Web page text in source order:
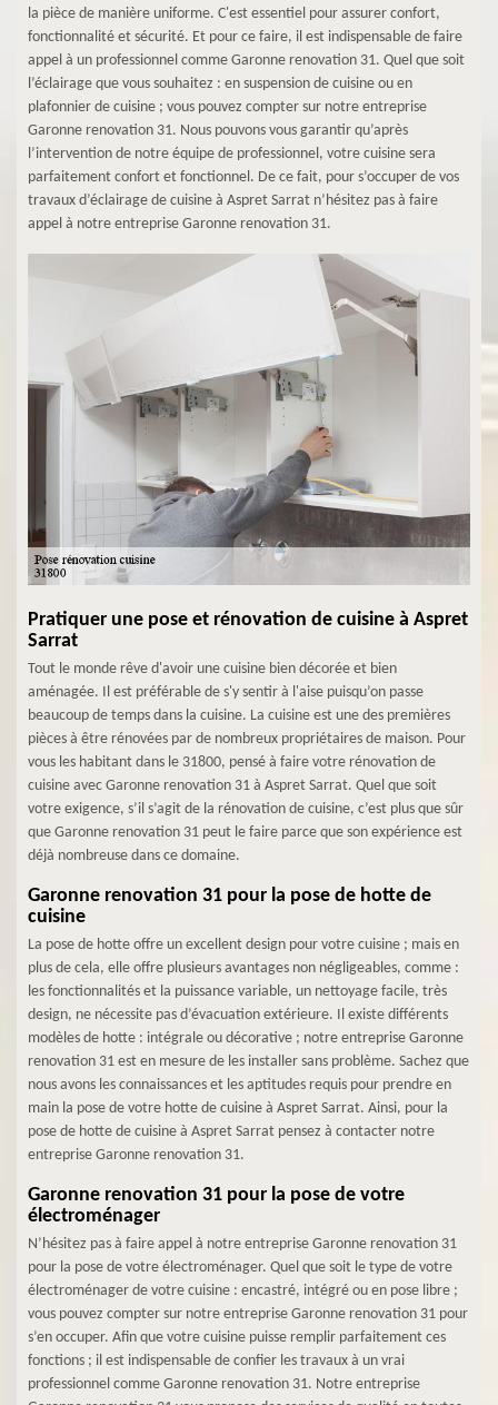
la pièce de manière uniforme. C'est essentiel pour assurer confort,
fonctionnalité et sécurité. Et pour ce faire, il est indispensable de faire
appel à un professionnel comme Garonne renovation 31. Quel que soit
l’éclairage que vous souhaitez : en suspension de cuisine ou en
plafonnier de cuisine ; vous pouvez compter sur notre entreprise
Garonne renovation 31. Nous pouvons vous garantir qu’après
l’intervention de notre équipe de professionnel, votre cuisine sera
parfaitement confort et fonctionnel. De ce fait, pour s’occuper de vos
travaux d’éclairage de cuisine à Aspret Sarrat n’hésitez pas à faire
appel à notre entreprise Garonne renovation 31.
Pratiquer une pose et rénovation de cuisine à Aspret
Sarrat
Tout le monde rêve d'avoir une cuisine bien décorée et bien
aménagée. Il est préférable de s'y sentir à l'aise puisqu’on passe
beaucoup de temps dans la cuisine. La cuisine est une des premières
pièces à être rénovées par de nombreux propriétaires de maison. Pour
vous les habitant dans le 31800, pensé à faire votre rénovation de
cuisine avec Garonne renovation 31 à Aspret Sarrat. Quel que soit
votre exigence, s’il s’agit de la rénovation de cuisine, c’est plus que sûr
que Garonne renovation 31 peut le faire parce que son expérience est
déjà nombreuse dans ce domaine.
Garonne renovation 31 pour la pose de hotte de
cuisine
La pose de hotte offre un excellent design pour votre cuisine ; mais en
plus de cela, elle offre plusieurs avantages non négligeables, comme :
les fonctionnalités et la puissance variable, un nettoyage facile, très
design, ne nécessite pas d’évacuation extérieure. Il existe différents
modèles de hotte : intégrale ou décorative ; notre entreprise Garonne
renovation 31 est en mesure de les installer sans problème. Sachez que
nous avons les connaissances et les aptitudes requis pour prendre en
main la pose de votre hotte de cuisine à Aspret Sarrat. Ainsi, pour la
pose de hotte de cuisine à Aspret Sarrat pensez à contacter notre
entreprise Garonne renovation 31.
Garonne renovation 31 pour la pose de votre
électroménager
N’hésitez pas à faire appel à notre entreprise Garonne renovation 31
pour la pose de votre électroménager. Quel que soit le type de votre
électroménager de votre cuisine : encastré, intégré ou en pose libre ;
vous pouvez compter sur notre entreprise Garonne renovation 31 pour
s’en occuper. Afin que votre cuisine puisse remplir parfaitement ces
fonctions ; il est indispensable de confier les travaux à un vrai
professionnel comme Garonne renovation 31. Notre entreprise